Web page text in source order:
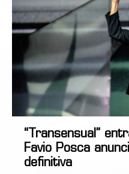
“Transensual”
Favio Posca
definitiva